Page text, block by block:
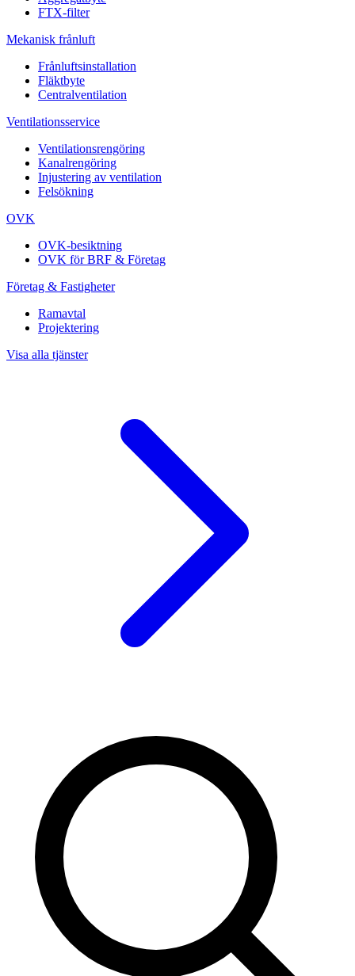
FTX-filter
Mekanisk frånluft
Frånluftsinstallation
Fläktbyte
Centralventilation
Ventilationsservice
Ventilationsrengöring
Kanalrengöring
Injustering av ventilation
Felsökning
OVK
OVK-besiktning
OVK för BRF & Företag
Företag & Fastigheter
Ramavtal
Projektering
Visa alla tjänster